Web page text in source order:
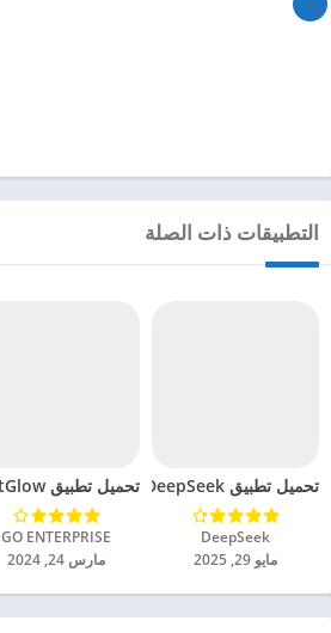
التطبيقات ذات الصلة
تحميل تطبيق DeepSeek مهكر للاندرويد 2025
DeepSeek‏
مايو 29, 2025
تحميل تطبيق BrightGlow مهكر للاندرويد 2024
GO ENTERPRISE‏
مارس 24, 2024